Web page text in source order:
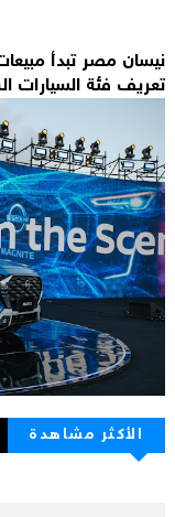
نيسان مصر تبدأ
تعريف فئة السيارات
الأكثر مشاهدة